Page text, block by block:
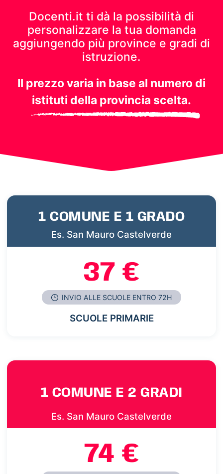
Docenti.it ti dà la possibilità di
personalizzare la tua domanda
aggiungendo più province e gradi di
istruzione.
Il prezzo varia in base al numero di
istituti della provincia scelta.
1 COMUNE E 1 GRADO
Es. San Mauro Castelverde
37 €
INVIO ALLE SCUOLE ENTRO 72H
SCUOLE PRIMARIE
1 COMUNE E 2 GRADI
Es. San Mauro Castelverde
74 €